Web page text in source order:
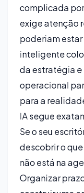
complicada
exige atenção
poderiam
inteligente
da estratégia e
operacional
para a
IA segue
Se o seu
descobrir o
não está na
Organizar